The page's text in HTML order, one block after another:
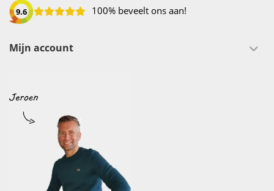
9.6 100% beveelt ons aan!
Mijn account